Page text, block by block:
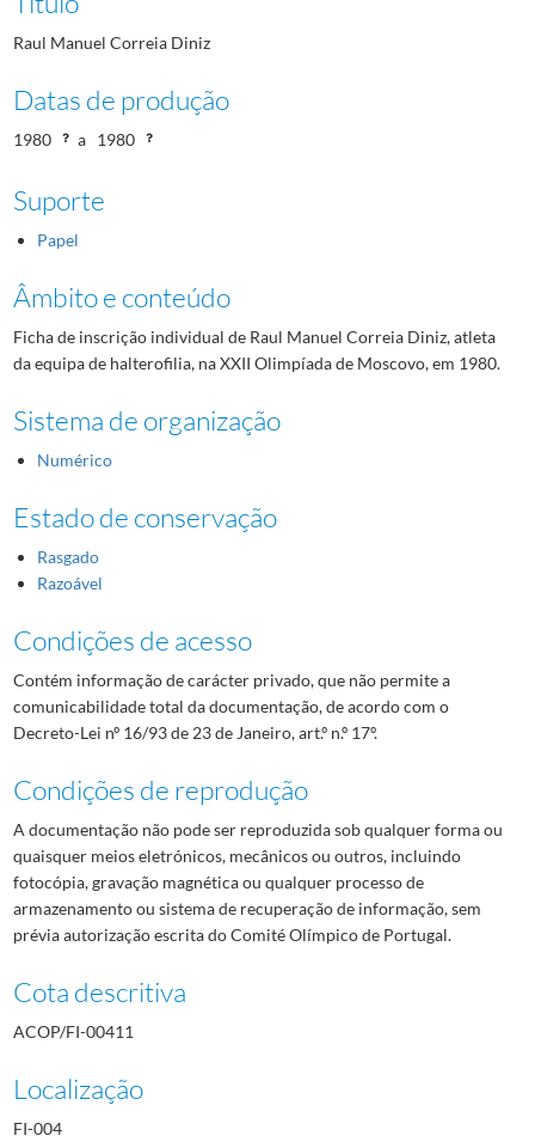
Raul Manuel Correia Diniz
Datas de produção
1980 a 1980
Suporte
Papel
Âmbito e conteúdo
Ficha de inscrição individual de Raul Manuel Correia Diniz, atleta
da equipa de halterofilia, na XXII Olimpíada de Moscovo, em 1980.
Sistema de organização
Numérico
Estado de conservação
Rasgado
Razoável
Condições de acesso
Contém informação de carácter privado, que não permite a
comunicabilidade total da documentação, de acordo com o
Decreto-Lei nº 16/93 de 23 de Janeiro, art.º n.º 17º.
Condições de reprodução
A documentação não pode ser reproduzida sob qualquer forma ou
quaisquer meios eletrónicos, mecânicos ou outros, incluindo
fotocópia, gravação magnética ou qualquer processo de
armazenamento ou sistema de recuperação de informação, sem
prévia autorização escrita do Comité Olímpico de Portugal.
Cota descritiva
ACOP/FI-00411
Localização
FI-004